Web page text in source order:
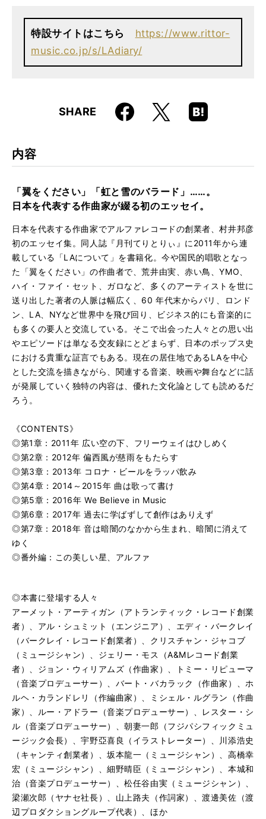
特設サイトはこちら https://www.rittor-
music.co.jp/s/LAdiary/
SHARE Faceboo
k
X
Hatena
Boo
内容
「翼をください」「虹と雪のバラード」……。
日本を代表する作曲家が綴る初のエッセイ。
日本を代表する作曲家でアルファレコードの創業者、村井邦彦
初のエッセイ集。同人誌『月刊てりとりぃ』に2011年から連
載している「LAについて」を書籍化。今や国民的唱歌となっ
た「翼をください」の作曲者で、荒井由実、赤い鳥、YMO、
ハイ・ファイ・セット、ガロなど、多くのアーティストを世に
送り出した著者の人脈は幅広く、60 年代末からパリ、ロンド
ン、LA、NYなど世界中を飛び回り、ビジネス的にも音楽的に
も多くの要人と交流している。そこで出会った人々との思い出
やエピソードは単なる交友録にとどまらず、日本のポップス史
における貴重な証言でもある。現在の居住地であるLAを中心
とした交流を描きながら、関連する音楽、映画や舞台などに話
が発展していく独特の内容は、優れた文化論としても読めるだ
ろう。
《CONTENTS》
◎第1章：2011年 広い空の下、フリーウェイはひしめく
◎第2章：2012年 偏西風が慈雨をもたらす
◎第3章：2013年 コロナ・ビールをラッパ飲み
◎第4章：2014～2015年 曲は歌って書け
◎第5章：2016年 We Believe in Music
◎第6章：2017年 過去に学ばずして創作はありえず
◎第7章：2018年 音は暗闇のなかから生まれ、暗闇に消えて
ゆく
◎番外編：この美しい星、アルファ
◎本書に登場する人々
アーメット・アーティガン（アトランティック・レコード創業
者）、アル・シュミット（エンジニア）、エディ・バークレイ
（バークレイ・レコード創業者）、クリスチャン・ジャコブ
（ミュージシャン）、ジェリー・モス（A&Mレコード創業
者）、ジョン・ウィリアムズ（作曲家）、トミー・リピューマ
（音楽プロデューサー）、バート・バカラック（作曲家）、ホ
ルヘ・カランドレリ（作編曲家）、ミシェル・ルグラン（作曲
家）、ルー・アドラー（音楽プロデューサー）、レスター・シ
ル（音楽プロデューサー）、朝妻一郎（フジパシフィックミュ
ージック会長）、宇野亞喜良（イラストレーター）、川添浩史
（キャンティ創業者）、坂本龍一（ミュージシャン）、高橋幸
宏（ミュージシャン）、細野晴臣（ミュージシャン）、本城和
治（音楽プロデューサー）、松任谷由実（ミュージシャン）、
梁瀬次郎（ヤナセ社長）、山上路夫（作詞家）、渡邊美佐（渡
辺プロダクショングループ代表）、ほか